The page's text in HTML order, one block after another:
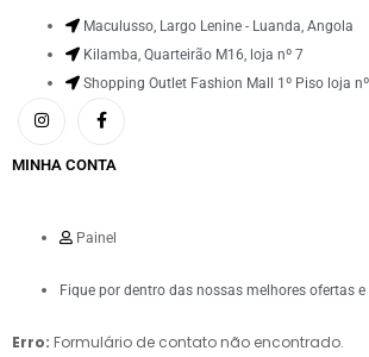
Maculusso, Largo Lenine - Luanda, Angola
Kilamba, Quarteirão M16, loja nº 7
Shopping Outlet Fashion Mall 1º Piso loja
MINHA CONTA
Painel
Fique por dentro das nossas melhores ofertas e
Erro: Formulário de contato não encontrado.